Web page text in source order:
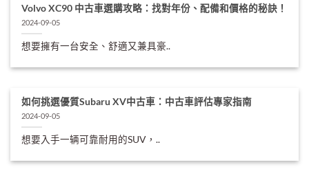
Volvo XC90 中古車選購攻略：找對年份、配備和價格的秘訣！
2024-09-05
想要擁有一台安全、舒適又兼具豪..
如何挑選優質Subaru XV中古車：中古車評估專家指南
2024-09-05
想要入手一辆可靠耐用的SUV，..